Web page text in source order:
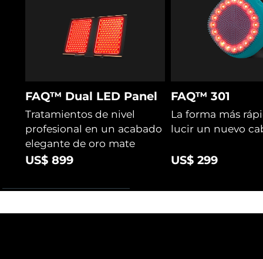
FAQ™ Dual LED Panel
Tratamientos de nivel
profesional en un acabado
elegante de oro mate
US$ 899
FAQ™ 301
La forma más
lucir un nuevo
US$ 299